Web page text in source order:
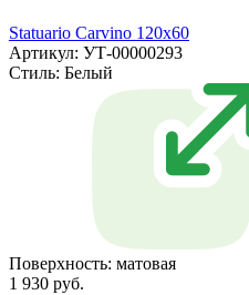
Statuario Carvino 120x60
Артикул: УТ-00000293
Стиль: Белый
Поверхность: матовая
1 930 руб.